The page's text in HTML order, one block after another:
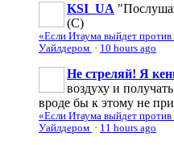
KSI_UA
(С)
«Если Итаума выйдет
Уайлдером · 10 hours ago
Не стреляй! Я
воздуху и
вроде бы к этому не
«Если Итаума выйдет
Уайлдером · 11 hours ago